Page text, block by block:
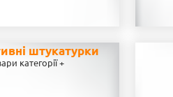
штукатурки
категорії +